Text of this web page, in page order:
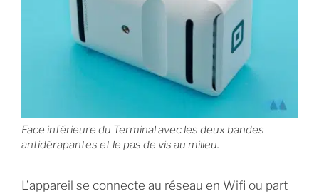
Face inférieure du Terminal avec les deux bandes
antidérapantes et le pas de vis au milieu.
L’appareil se connecte au réseau en Wifi ou part